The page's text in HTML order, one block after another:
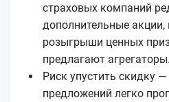
страховых компаний
дополнительные
розыгрыши ценных
предлагают агрегаторы.
Риск упустить скидку
предложений легко